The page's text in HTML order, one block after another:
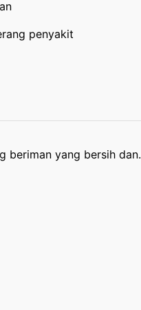
penyakit
beriman yang bersih